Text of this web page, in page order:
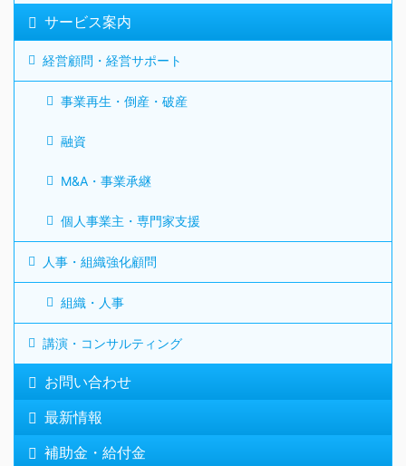
サービス案内
経営顧問・経営サポート
事業再生・倒産・破産
融資
M&A・事業承継
個人事業主・専門家支援
人事・組織強化顧問
組織・人事
講演・コンサルティング
お問い合わせ
最新情報
補助金・給付金